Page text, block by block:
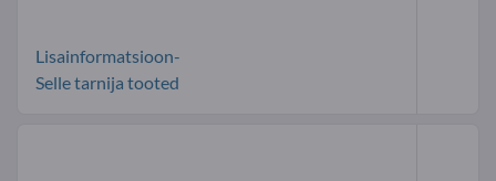
Lisainformatsioon-
Selle tarnija tooted